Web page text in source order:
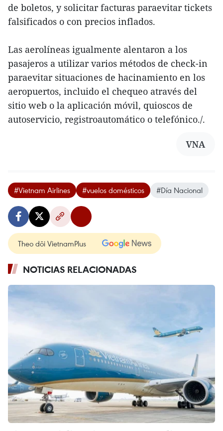
de boletos, y solicitar facturas paraevitar tickets
falsificados o con precios inflados.
Las aerolíneas igualmente alentaron a los
pasajeros a utilizar varios métodos de check-in
paraevitar situaciones de hacinamiento en los
aeropuertos, incluido el chequeo através del
sitio web o la aplicación móvil, quioscos de
autoservicio, registroautomático o telefónico./.
VNA
#Vietnam Airlines #vuelos domésticos #Día Nacional
Theo dõi VietnamPlus
NOTICIAS RELACIONADAS